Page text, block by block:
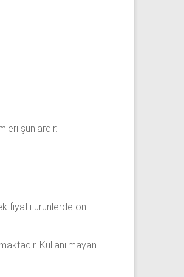
şunlardır:
fiyatlı ürünlerde ön
Kullanılmayan